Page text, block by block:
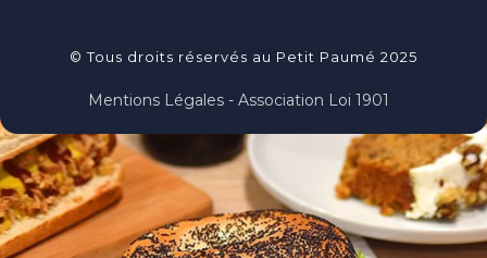
© Tous droits réservés au Petit Paumé 2025
Mentions Légales - Association Loi 1901